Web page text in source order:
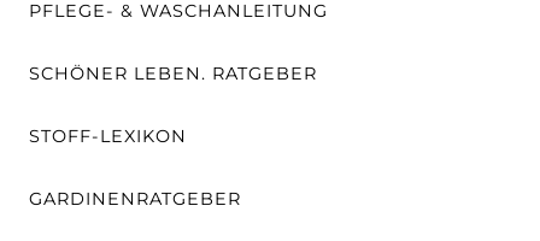
PFLEGE- & WASCHANLEITUNG
SCHÖNER LEBEN. RATGEBER
STOFF-LEXIKON
GARDINENRATGEBER